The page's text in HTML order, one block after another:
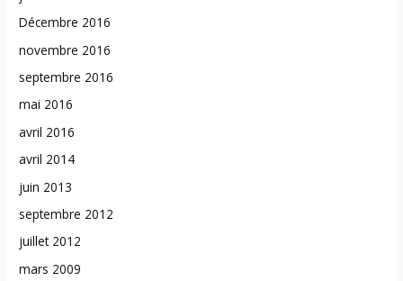
Décembre 2016
novembre 2016
septembre 2016
mai 2016
avril 2016
avril 2014
juin 2013
septembre 2012
juillet 2012
mars 2009